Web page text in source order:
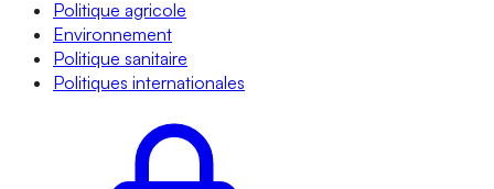
Politique agricole
Environnement
Politique sanitaire
Politiques internationales